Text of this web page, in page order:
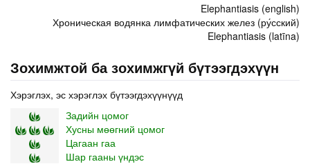
Elephantiasis (english)
Хроническая водянка лимфатических желез (ру́сский)
Elephantiasis (latīna)
Зохимжтой ба зохимжгүй бүтээгдэхүүн
Хэрэглэх, эс хэрэглэх бүтээгдэхүүнүүд
Задийн цомог
Хусны мөөгний цомог
Цагаан гаа
Шар гааны үндэс